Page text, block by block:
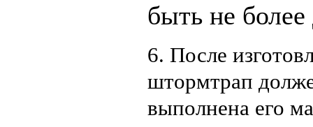
быть не более
6. После
штормтрап
выполнена его